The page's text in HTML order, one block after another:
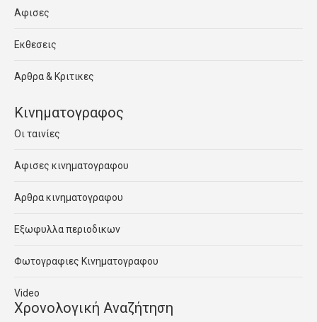
Αφισες
Εκθεσεις
Αρθρα & Κριτικες
Κινηματογραφος
Οι ταινίες
Αφισες κινηματογραφου
Αρθρα κινηματογραφου
Εξωφυλλα περιοδικων
Φωτογραφιες Κινηματογραφου
Video
Χρονολογική Αναζήτηση